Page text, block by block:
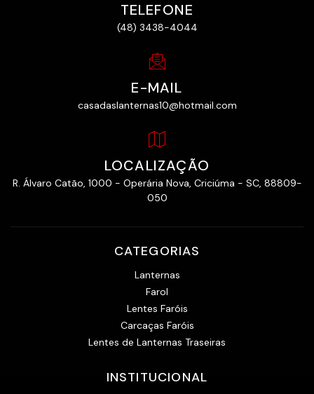
TELEFONE
(48) 3438-4044
E-MAIL
casadaslanternas10@hotmail.com
LOCALIZAÇÃO
R. Álvaro Catão, 1000 - Operária Nova, Criciúma - SC, 88809-
050
CATEGORIAS
Lanternas
Farol
Lentes Faróis
Carcaças Faróis
Lentes de Lanternas Traseiras
INSTITUCIONAL